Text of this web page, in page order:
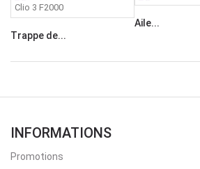
Trappe de...
Aile...
INFORMATIONS
Promotions